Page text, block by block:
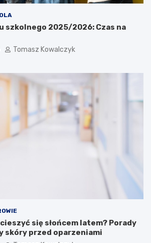
szkolnego 2025/2026: Czas na
Tomasz Kowalczyk
się słońcem latem? Porady
skóry przed oparzeniami